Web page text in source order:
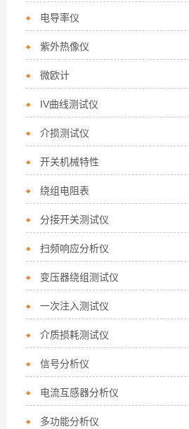
电导率仪
紫外热像仪
微欧计
IV曲线测试仪
介损测试仪
开关机械特性
绕组电阻表
分接开关测试仪
扫频响应分析仪
变压器绕组测试仪
一次注入测试仪
介质损耗测试仪
信号分析仪
电流互感器分析仪
多功能分析仪